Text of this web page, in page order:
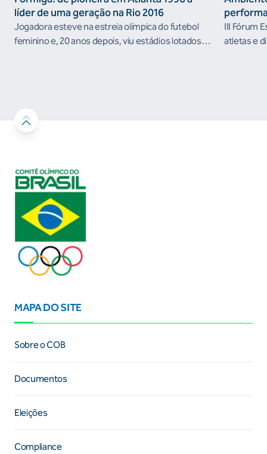
líder de uma geração na Rio 2016
Jogadora esteve na estreia olímpica do futebol
feminino e, 20 anos depois, viu estádios lotados
III Fórum
atletas e
MAPA DO SITE
Sobre o COB
Documentos
Eleições
Compliance